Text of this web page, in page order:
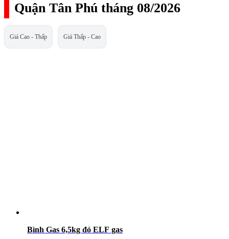
Quận Tân Phú tháng 08/2026
Giá Cao - Thấp Giá Thấp - Cao
Bình Gas 6,5kg đỏ ELF gas